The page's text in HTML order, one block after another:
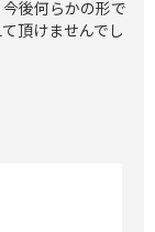
後何らかの形で
頂けませんでし